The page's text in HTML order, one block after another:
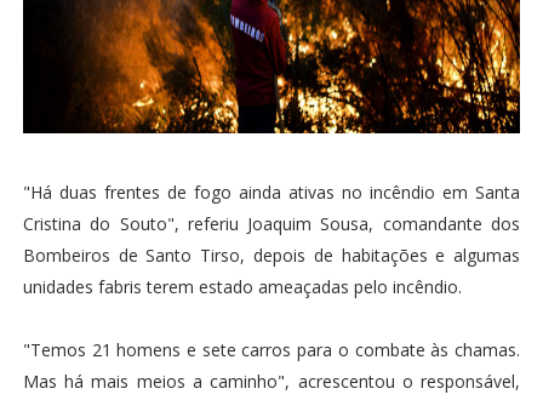
"Há duas frentes de fogo ainda ativas no incêndio em Santa
Cristina do Souto", referiu Joaquim Sousa, comandante dos
Bombeiros de Santo Tirso, depois de habitações e algumas
unidades fabris terem estado ameaçadas pelo incêndio.
"Temos 21 homens e sete carros para o combate às chamas.
Mas há mais meios a caminho", acrescentou o responsável,